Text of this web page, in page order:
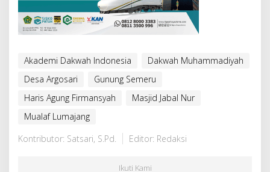
Akademi Dakwah Indonesia
Dakwah Muhammadiyah
Desa Argosari
Gunung Semeru
Haris Agung Firmansyah
Masjid Jabal Nur
Mualaf Lumajang
Kontributor: Satsari, S.Pd.
Editor: Redaksi
Ikuti Kami